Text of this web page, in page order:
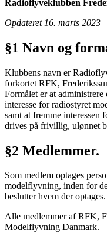
Radioflyveklubben
Opdateret 16. marts 2023
§1 Navn og
Klubbens navn er
forkortet RFK,
Formålet er at administrere
interesse for radiostyret
samt at fremme interessen
drives på frivillig, ulønnet
§2 Medlemmer.
Som medlem optages
modelflyvning, inden for
beslutter hvem der optages.
Alle medlemmer af RFK,
Modelflyvning Danmark.